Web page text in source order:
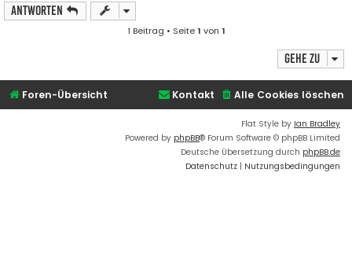
Antworten
1 Beitrag • Seite1 von 1
Gehe zu
Foren-Übersicht Alle Cookies löschen
Kontakt
Flat Style by Ian Bradley
Powered by phpBB® Forum Software © phpBB Limited
Deutsche Übersetzung durch phpBB.de
Datenschutz | Nutzungsbedingungen